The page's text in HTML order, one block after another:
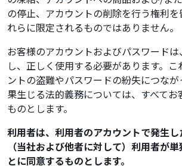
の停止、アカウントの削除を行う権利
れらに限定されるものではありません。
お客様のアカウントおよびパスワード
し、正しく使用する必要があります。こ
ントの盗難やパスワードの紛失につな
果生じる法的義務については、すべてお
ものとします。
利用者は、利用者のアカウントで発生し
（当社および他者に対して）利用者が
とに同意するものとします。